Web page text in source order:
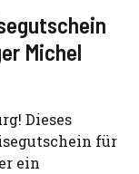
Michel
Dieses
für
ein